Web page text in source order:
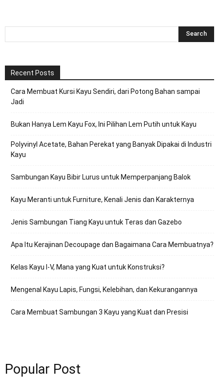
Recent Posts
Cara Membuat Kursi Kayu Sendiri, dari Potong Bahan sampai
Jadi
Bukan Hanya Lem Kayu Fox, Ini Pilihan Lem Putih untuk Kayu
Polyvinyl Acetate, Bahan Perekat yang Banyak Dipakai di Industri
Kayu
Sambungan Kayu Bibir Lurus untuk Memperpanjang Balok
Kayu Meranti untuk Furniture, Kenali Jenis dan Karakternya
Jenis Sambungan Tiang Kayu untuk Teras dan Gazebo
Apa Itu Kerajinan Decoupage dan Bagaimana Cara Membuatnya?
Kelas Kayu I-V, Mana yang Kuat untuk Konstruksi?
Mengenal Kayu Lapis, Fungsi, Kelebihan, dan Kekurangannya
Cara Membuat Sambungan 3 Kayu yang Kuat dan Presisi
Popular Post